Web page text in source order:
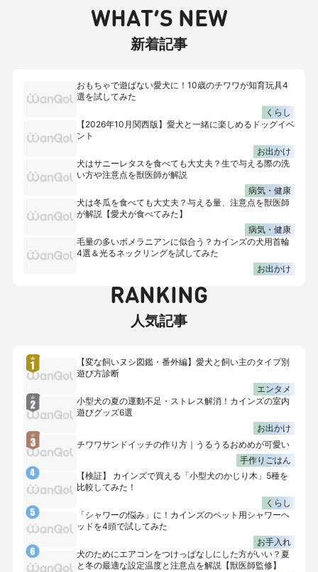
WHAT’S NEW
新着記事
おもちゃで遊ばない愛犬に！10歳のチワワが知育玩具4
選を試してみた
くらし
【2026年10月関西版】愛犬と一緒に楽しめるドッグイベ
ント
お出かけ
犬はサニーレタスを食べても大丈夫？生で与える際の洗
い方や注意点を獣医師が解説
病気・健康
犬は冬瓜を食べても大丈夫？与える量、注意点を獣医師
が解説【愛犬が食べてみた】
病気・健康
毛量の多いポメラニアンに似合う？カインズの犬用首輪
4選＆光るネックリングを試してみた
お出かけ
RANKING
人気記事
【変な飼いヌシ図鑑・番外編】愛犬と飼い主のタイプ別
遊び方診断
エンタメ
小型犬の夏の運動不足・ストレス解消！カインズの室内
遊びグッズ6選
お出かけ
チワワサンドイッチの作り方｜うるうるおめめが可愛い
手作りごはん
【検証】 カインズで買える「小型犬のかじり木」5種を
比較してみた！
くらし
「シャワーの悩み」に！カインズのペット用シャワーヘ
ッドを4頭で試してみた
お手入れ
犬のためにエアコンをつけっぱなしにした方がいい？夏
と冬の最適な設定温度と注意点を解説【獣医師監修】